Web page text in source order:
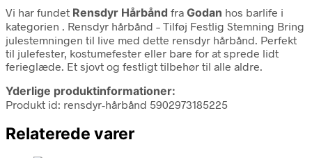
Vi har fundet Rensdyr Hårbånd fra Godan hos barlife i
kategorien . Rensdyr hårbånd – Tilføj Festlig Stemning Bring
julestemningen til live med dette rensdyr hårbånd. Perfekt
til julefester, kostumefester eller bare for at sprede lidt
ferieglæde. Et sjovt og festligt tilbehør til alle aldre.
Yderlige produktinformationer:
Produkt id: rensdyr-hårbånd 5902973185225
Relaterede varer